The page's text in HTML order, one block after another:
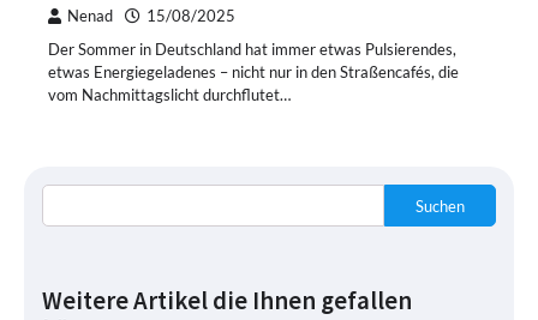
Nenad 15/08/2025
Der Sommer in Deutschland hat immer etwas Pulsierendes,
etwas Energiegeladenes – nicht nur in den Straßencafés, die
vom Nachmittagslicht durchflutet…
Suchen
Weitere Artikel die Ihnen gefallen